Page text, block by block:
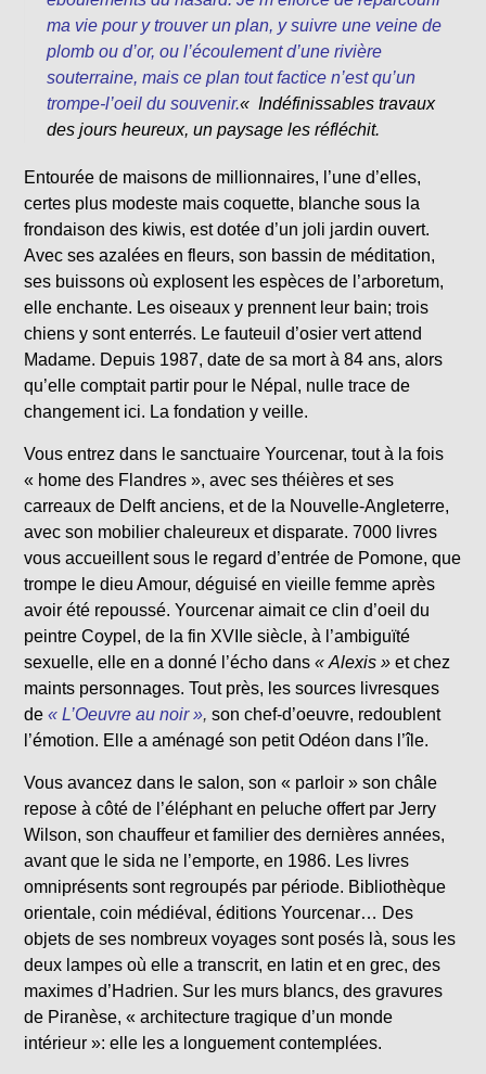
ma vie pour y trouver un plan, y suivre une veine de
plomb ou d’or, ou l’écoulement d’une rivière
souterraine, mais ce plan tout factice n’est qu’un
trompe-l’oeil du souvenir.« Indéfinissables travaux
des jours heureux, un paysage les réfléchit.
Entourée de maisons de millionnaires, l’une d’elles,
certes plus modeste mais coquette, blanche sous la
frondaison des kiwis, est dotée d’un joli jardin ouvert.
Avec ses azalées en fleurs, son bassin de méditation,
ses buissons où explosent les espèces de l’arboretum,
elle enchante. Les oiseaux y prennent leur bain; trois
chiens y sont enterrés. Le fauteuil d’osier vert attend
Madame. Depuis 1987, date de sa mort à 84 ans, alors
qu’elle comptait partir pour le Népal, nulle trace de
changement ici. La fondation y veille.
Vous entrez dans le sanctuaire Yourcenar, tout à la fois
« home des Flandres », avec ses théières et ses
carreaux de Delft anciens, et de la Nouvelle-Angleterre,
avec son mobilier chaleureux et disparate. 7000 livres
vous accueillent sous le regard d’entrée de Pomone, que
trompe le dieu Amour, déguisé en vieille femme après
avoir été repoussé. Yourcenar aimait ce clin d’oeil du
peintre Coypel, de la fin XVIIe siècle, à l’ambiguïté
sexuelle, elle en a donné l’écho dans« Alexis » et chez
maints personnages. Tout près, les sources livresques
de« L’Oeuvre au noir », son chef-d’oeuvre, redoublent
l’émotion. Elle a aménagé son petit Odéon dans l’île.
Vous avancez dans le salon, son « parloir » son châle
repose à côté de l’éléphant en peluche offert par Jerry
Wilson, son chauffeur et familier des dernières années,
avant que le sida ne l’emporte, en 1986. Les livres
omniprésents sont regroupés par période. Bibliothèque
orientale, coin médiéval, éditions Yourcenar… Des
objets de ses nombreux voyages sont posés là, sous les
deux lampes où elle a transcrit, en latin et en grec, des
maximes d’Hadrien. Sur les murs blancs, des gravures
de Piranèse, « architecture tragique d’un monde
intérieur »: elle les a longuement contemplées.